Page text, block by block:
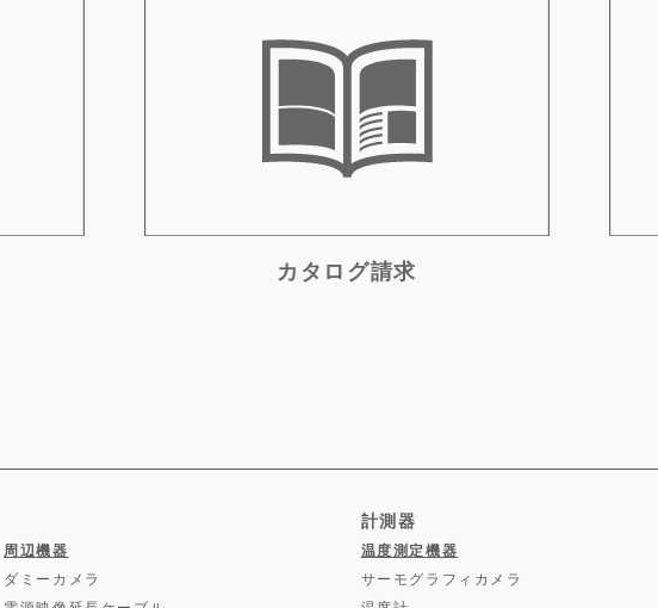
カタログ請求
周辺機器
ダミーカメラ
計測器
温度測定機器
サーモグラフィカメラ